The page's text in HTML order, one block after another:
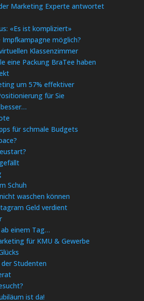
Marketing Experte antwortet
«Es ist kompliziert»
Impfkampagne möglich?
Klassenzimmer
eine Packung BraTee haben
um 57% effektiver
für Sie
für schmale Budgets
Schuh
waschen können
Geld verdient
einem Tag…
für KMU & Gewerbe
Studenten
ist da!